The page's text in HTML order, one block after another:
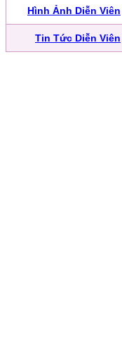
Hình Ảnh Diễn Viên
Tin Tức Diễn Viên